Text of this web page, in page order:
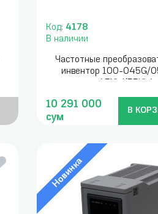
Код: 4178
В наличии
Частотные
инвентор 100-045G/
10 291 000
сум
В
Новинка